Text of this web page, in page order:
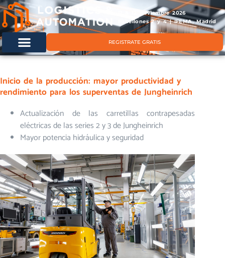
11 & 12 noviembre 2026
Pabellones 2 y 4 | IFEMA, Madrid
REGISTRATE GRATIS
Inicio de la producción: mayor productividad y
rendimiento para los superventas de Jungheinrich
Actualización de las carretillas contrapesadas
eléctricas de las series 2 y 3 de Jungheinrich
Mayor potencia hidráulica y seguridad